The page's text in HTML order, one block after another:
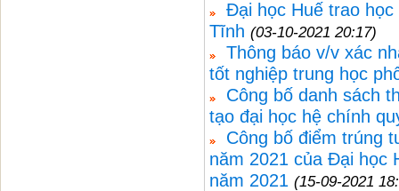
Đại học Huế trao
Tĩnh (03-10-2021 20:17)
Thông báo v/v xác
tốt nghiệp trung học
Công bố danh sách
tạo đại học hệ chính
Công bố điểm trúng
năm 2021 của Đại học
năm 2021 (15-09-2021